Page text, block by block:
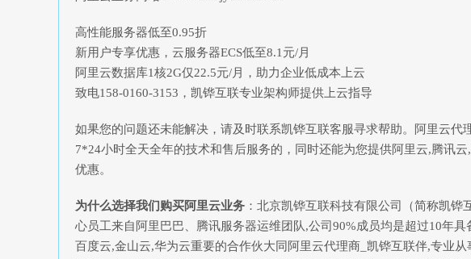
高性能服务器低至0.95折
新用户专享优惠，云服务器ECS低至8.1元/月
阿里云数据库1核2G仅22.5元/月，助力企业低成本上云
致电158-0160-3153，凯铧互联专业架构师提供上云指导
如果您的问题还未能解决，请及时联系凯铧互联客服寻求帮助。阿里云代
7*24小时全天全年的技术和售后服务的，同时还能为您提供阿里云,腾讯
优惠。
为什么选择我们购买阿里云业务 ：北京凯铧互联科技有限公司（简称凯
心员工来自阿里巴巴、腾讯服务器运维团队,公司90%成员均是超过10年
百度云,金山云,华为云重要的合作伙大同阿里云代理商_凯铧互联伴,专业